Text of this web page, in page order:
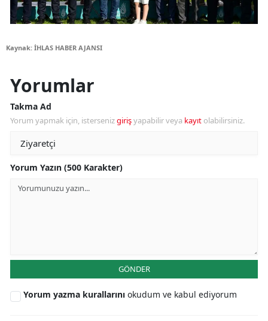
Kaynak: İHLAS HABER AJANSI
Yorumlar
Takma Ad
Yorum yapmak için, istersenizgirişyapabilir veya kayıt olabilirsiniz.
Yorum Yazın (500 Karakter)
GÖNDER
Yorum yazma kurallarını okudum ve kabul ediyorum